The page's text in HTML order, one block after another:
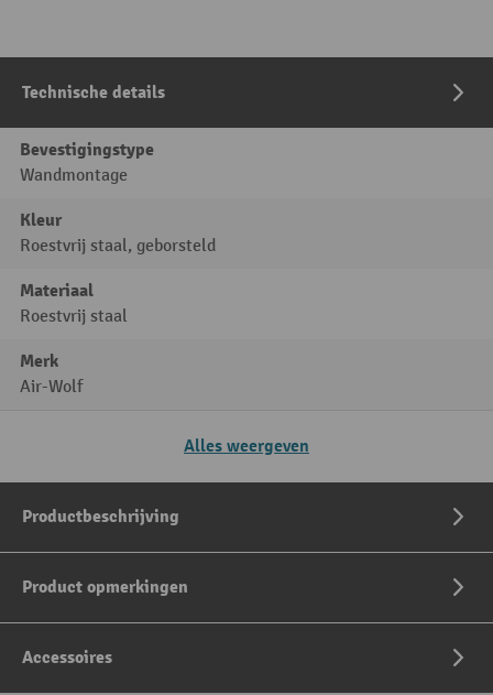
Technische details
Bevestigingstype
Wandmontage
Kleur
Roestvrij staal, geborsteld
Materiaal
Roestvrij staal
Merk
Air-Wolf
Alles weergeven
Productbeschrijving
Product opmerkingen
Accessoires